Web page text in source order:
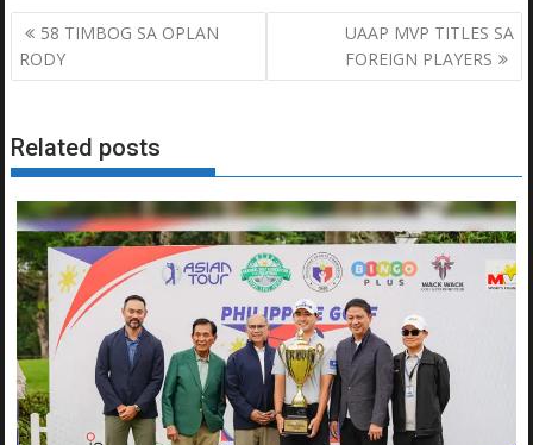
Post
navigation
58 TIMBOG SA OPLAN
RODY
UAAP MVP TITLES SA
FOREIGN PLAYERS
Related posts